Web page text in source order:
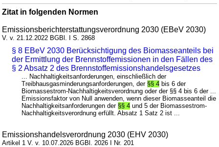
Zitat in folgenden Normen
Emissionsberichterstattungsverordnung 2030 (EBeV 2030)
V. v. 21.12.2022 BGBl. I S. 2868
§ 8 EBeV 2030 Berücksichtigung des Biomasseanteils bei
der Ermittlung der Brennstoffemissionen in den Fällen des
§ 2 Absatz 2 des Brennstoffemissionshandelsgesetzes
... Nachhaltigkeitsanforderungen, einschließlich der
Treibhausgasminderungsanforderungen, der §§ 4 bis 6 der
Biomassestrom-Nachhaltigkeitsverordnung oder der §§ 4 bis 6 der ...
Emissionsfaktor von Null anwenden, wenn dieser Biomasseanteil die
Nachhaltigkeitsanforderungen der §§ 4 und 5 der Biomassestrom-
Nachhaltigkeitsverordnung erfüllt. Absatz 1 Satz 2 ist ...
Emissionshandelsverordnung 2030 (EHV 2030)
Artikel 1 V. v. 10.07.2026 BGBl. 2026 I Nr. 201